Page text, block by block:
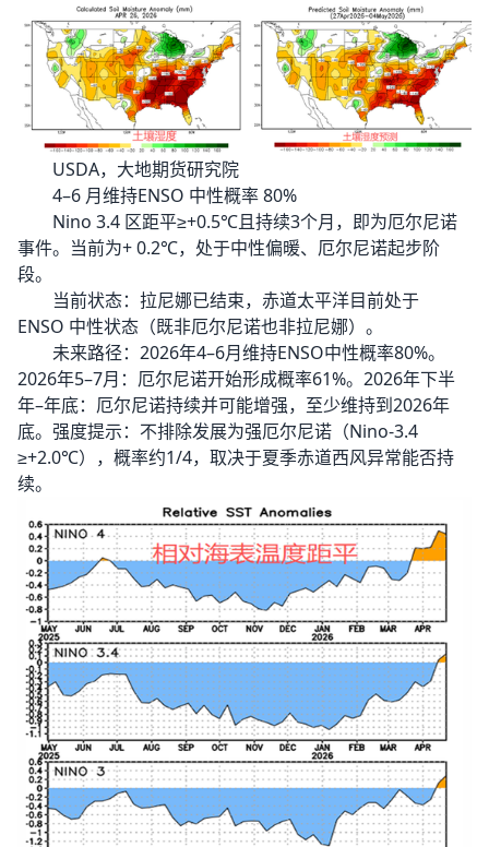
USDA，大地期货研究院
4–6 月维持ENSO 中性概率 80%
Nino 3.4 区距平≥+0.5℃且持续3个月，即为厄尔尼诺
事件。当前为+ 0.2℃，处于中性偏暖、厄尔尼诺起步阶
段。
当前状态：拉尼娜已结束，赤道太平洋目前处于
ENSO 中性状态（既非厄尔尼诺也非拉尼娜）。
未来路径：2026年4–6月维持ENSO中性概率80%。
2026年5–7月：厄尔尼诺开始形成概率61%。2026年下半
年–年底：厄尔尼诺持续并可能增强，至少维持到2026年
底。强度提示：不排除发展为强厄尔尼诺（Nino-3.4
≥+2.0℃），概率约1/4，取决于夏季赤道西风异常能否持
续。